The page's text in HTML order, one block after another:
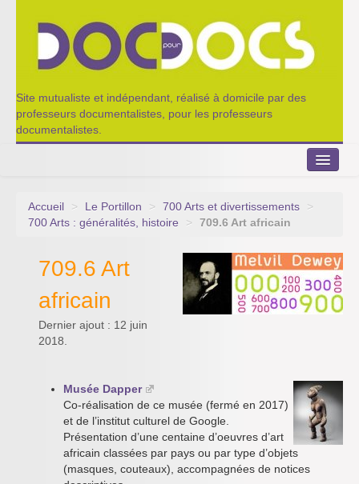
Site mutualiste et indépendant, réalisé à domicile par des
professeurs documentalistes, pour les professeurs
documentalistes.
Le Portillon
Qui sommes-nous ?
Accueil > Le Portillon > 700 Arts et divertissements
>
700 Arts : généralités, histoire
> 709.6 Art africain
709.6 Art
africain
Dernier ajout : 12 juin
2018.
Musée Dapper
Co-réalisation de ce musée (fermé en 2017)
et de l’institut culturel de Google.
Présentation d’une centaine d’oeuvres d’art
africain classées par pays ou par type d’objets
(masques, couteaux), accompagnées de notices